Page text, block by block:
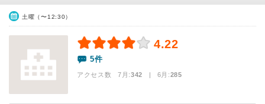
土曜（〜12:30）
4.22
5件
アクセス数 7月:342 | 6月:285